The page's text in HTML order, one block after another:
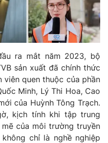
ra mắt năm 2023, bộ
sản xuất đã chính thức
quen thuộc của phần
Minh, Lý Thi Hoa, Cao
của Huỳnh Tông Trạch.
kịch tính khi tập trung
của môi trường truyền
chỉ là nghề nghiệp